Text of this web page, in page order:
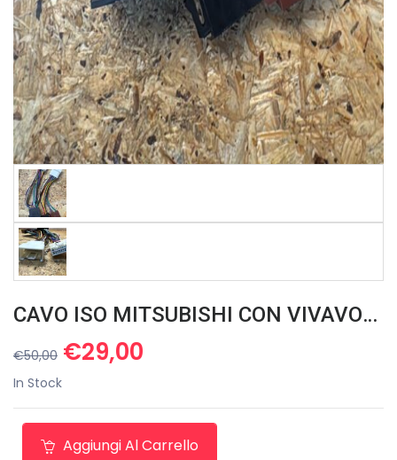
CAVO ISO MITSUBISHI CON VIVAVOCE CHFMITSUBIS
€50,00 Il
prezzo
era:
€50,00.
€29,00
è:
€29,00.
In Stock
Aggiungi Al Carrello